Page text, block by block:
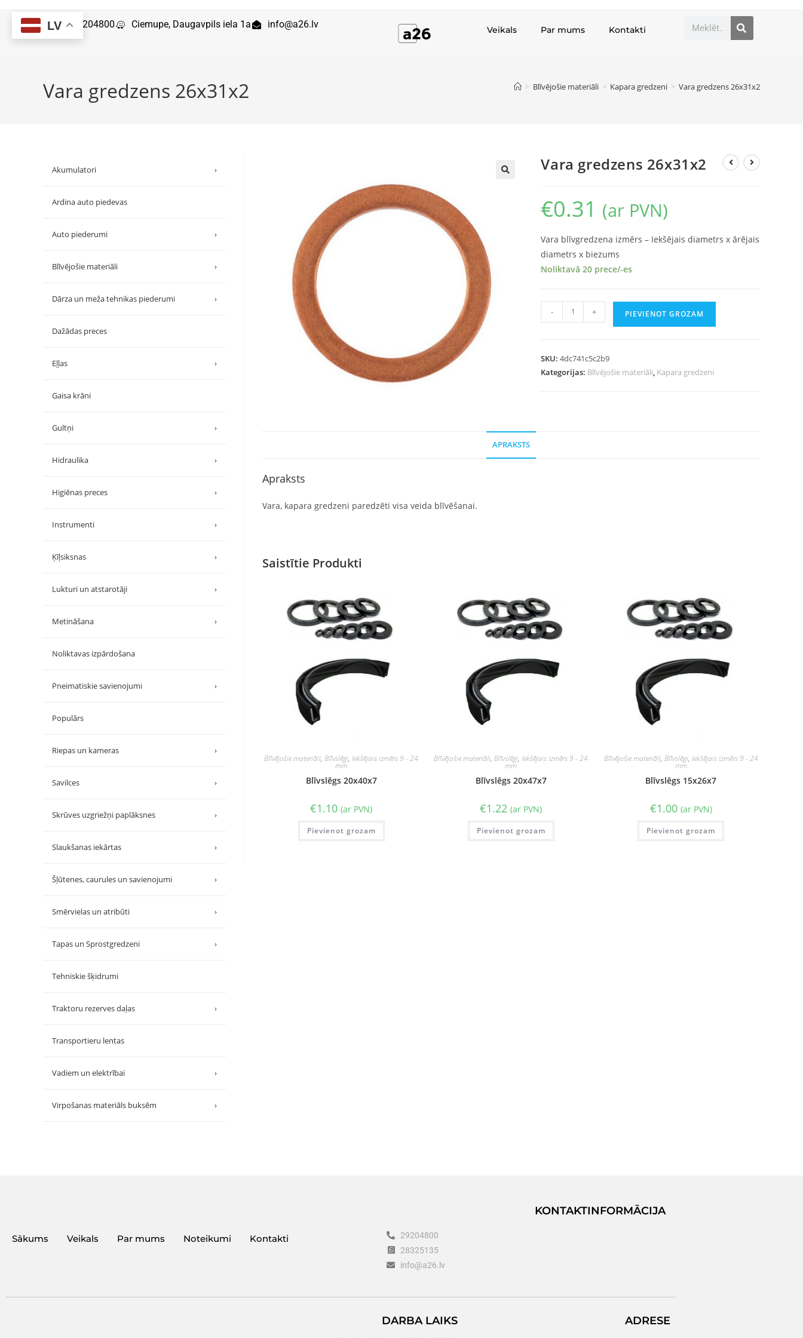
29204800 Ciemupe, Daugavpils iela 1a info@a26.lv Veikals Par mums Kontakti
Vara gredzens 26x31x2 > Blīvējošie materiāli > Kapara gredzeni > Vara gredzens 26x31x2
Vara gredzens 26x31x2
€0.31 (ar PVN)
Vara blīvgredzena izmērs – Iekšējais diametrs x ārējais
diametrs x biezums
Noliktavā 20 prece/-es
- + PIEVIENOT GROZAM
SKU:4dc741c5c2b9
Kategorijas: Blīvējošie materiāli, Kapara gredzeni
APRAKSTS
Apraksts
Vara, kapara gredzeni paredzēti visa veida blīvēšanai.
Saistītie Produkti
Blīvējošie materiāli,Blīvslēgi,Iekšējais izmērs 9 - 24
mm
Blīvslēgs 20x40x7
€1.10 (ar PVN)
Pievienot grozam
Blīvējošie materiāli,Blīvslēgi,Iekšējais izmērs 9 - 24
mm
Blīvslēgs 20x47x7
€1.22 (ar PVN)
Pievienot grozam
Blīvējošie materiāli, Blīvslēgi, Iekšējais izmērs 9 - 24
mm
Blīvslēgs 15x26x7
€1.00 (ar PVN)
Pievienot grozam
Akumulatori ›
Ardina auto piedevas
Auto piederumi ›
Blīvējošie materiāli ›
Dārza un meža tehnikas piederumi ›
Dažādas preces
Eļļas ›
Gaisa krāni
Gultņi ›
Hidraulika ›
Higiēnas preces ›
Instrumenti ›
Ķīļsiksnas ›
Lukturi un atstarotāji ›
Metināšana ›
Noliktavas izpārdošana
Pneimatiskie savienojumi ›
Populārs
Riepas un kameras ›
Savilces ›
Skrūves uzgriežņi paplāksnes ›
Slaukšanas iekārtas ›
Šļūtenes, caurules un savienojumi ›
Smērvielas un atribūti ›
Tapas un Sprostgredzeni ›
Tehniskie šķidrumi
Traktoru rezerves daļas ›
Transportieru lentas
Vadiem un elektrībai ›
Virpošanas materiāls buksēm ›
Sākums Veikals Par mums Noteikumi Kontakti
KONTAKTINFORMĀCIJA
29204800
28325135
info@a26.lv
DARBA LAIKS ADRESE
LV